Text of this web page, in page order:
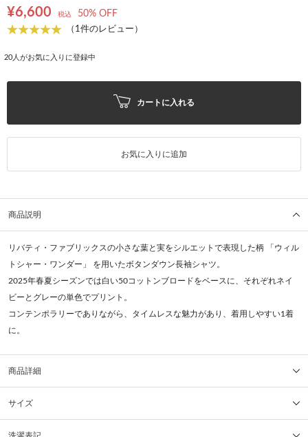
¥6,600
税込 50% OFF
（1件のレビュー）
20 人がお気に入りに登録中
カートに入れる
お気に入りに追加
商品説明
リバティ・ファブリックスの小さな葉と実をシルエットで表現した柄 「ウィル
トシャー・ワンダー」 を用いたボタンダウン長袖シャツ。
2025年春夏シーズンでは白い50コットンブロードをベースに、それぞれネイ
ビーとグレーの単色でプリント。
コンテンポラリーでありながら、タイムレスな魅力があり、着用しやすい1着
に。
商品詳細
サイズ